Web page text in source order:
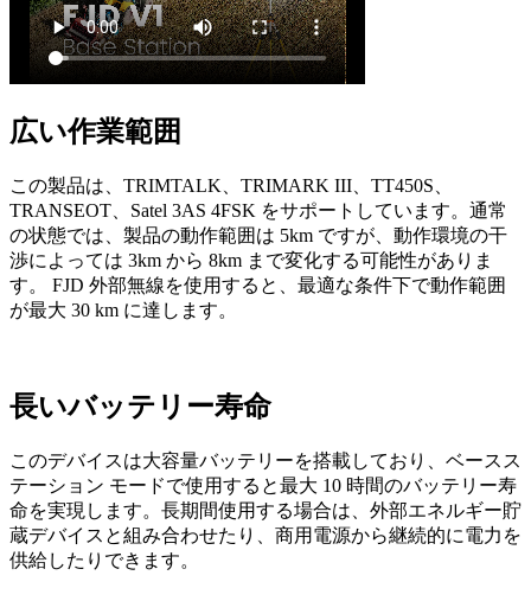
広い作業範囲
この製品は、TRIMTALK、TRIMARK III、TT450S、
TRANSEOT、Satel 3AS 4FSK をサポートしています。通常
の状態では、製品の動作範囲は 5km ですが、動作環境の干
渉によっては 3km から 8km まで変化する可能性がありま
す。 FJD 外部無線を使用すると、最適な条件下で動作範囲
が最大 30 km に達します。
長いバッテリー寿命
このデバイスは大容量バッテリーを搭載しており、ベースス
テーション モードで使用すると最大 10 時間のバッテリー寿
命を実現します。長期間使用する場合は、外部エネルギー貯
蔵デバイスと組み合わせたり、商用電源から継続的に電力を
供給したりできます。